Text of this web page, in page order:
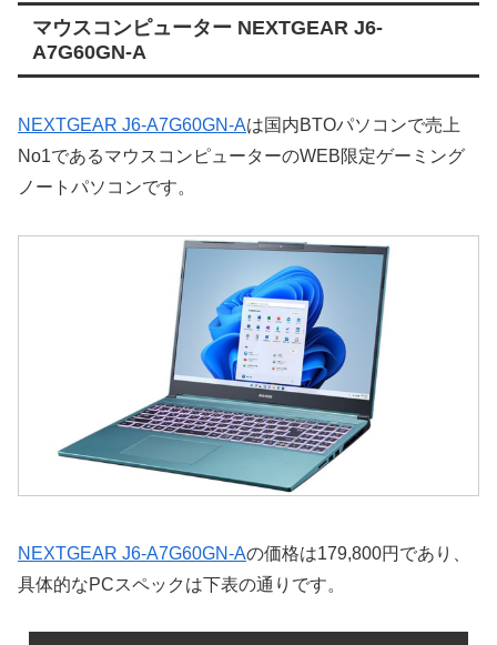
マウスコンピューター NEXTGEAR J6-
A7G60GN-A
NEXTGEAR J6-A7G60GN-Aは国内BTOパソコンで売上
No1であるマウスコンピューターのWEB限定ゲーミング
ノートパソコンです。
NEXTGEAR J6-A7G60GN-Aの価格は179,800円であり、
具体的なPCスペックは下表の通りです。